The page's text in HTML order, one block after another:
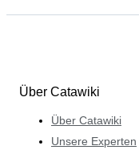
Über Catawiki
Über Catawiki
Unsere Experten